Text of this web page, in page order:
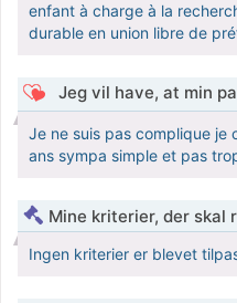
enfant à charge à la
durable en union libre de
Jeg vil have, at min
Je ne suis pas complique je
ans sympa simple et pas
Mine kriterier, der skal
Ingen kriterier er blevet